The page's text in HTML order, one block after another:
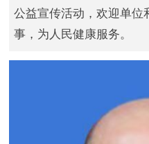
公益宣传活动，欢迎单位
事，为人民健康服务。